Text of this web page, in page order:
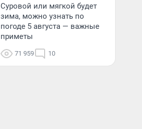
Суровой или мягкой будет
зима, можно узнать по
погоде 5 августа — важные
приметы
71 959 10